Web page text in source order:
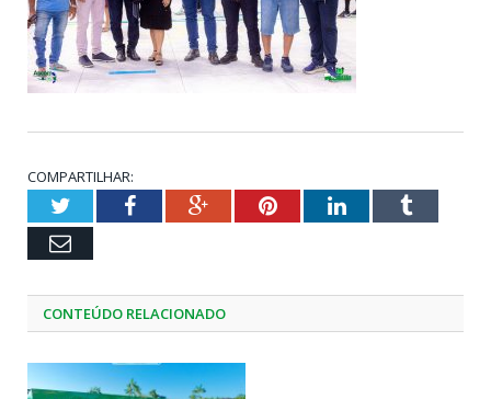
COMPARTILHAR:
TwitterFacebookGoogle+PinterestLinkedInTumblr
Email
CONTEÚDO RELACIONADO